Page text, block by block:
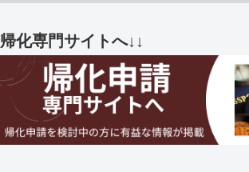
帰化専門サイトへ↓↓